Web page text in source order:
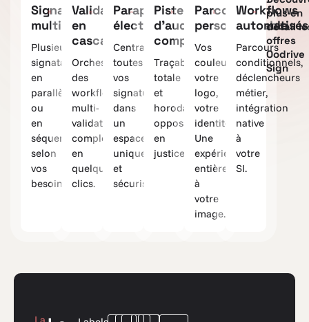
Signatures
multiples
Plusieurs
signataires
en
parallèle
ou
en
séquence,
selon
vos
besoins.
Validations
en
cascade
Orchestrez
des
workflows
multi-
validateurs
complexes
en
quelques
clics.
Parapheur
électronique
Centralisez
toutes
vos
signatures
dans
un
espace
unique
et
sécurisé.
Piste
d’audit
complète
Traçabilité
totale
et
horodatée,
opposable
en
justice.
Parcours
personnalisable
Vos
couleurs,
votre
logo,
votre
identité.
Une
expérience
entièrement
à
votre
image.
Workflows
automatisés
Parcours
conditionnels,
déclencheurs
métier,
intégration
native
à
votre
SI.
plus en
détail
offres
Oodrive
Sign
La